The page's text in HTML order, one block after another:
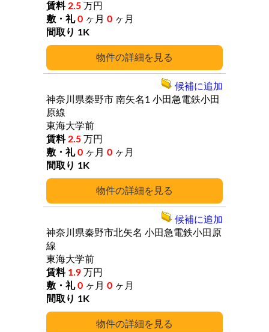
詳細
2.5 万円
0 ヶ月 0 ヶ月
1K
詳細
神奈川県秦野市 南矢名1 小田急電鉄小田
原線
東海大学前
2.5 万円
0 ヶ月 0 ヶ月
1K
候補に追加
詳細
神奈川県秦野市北矢名 小田急電鉄小田原
線
東海大学前
1.9 万円
0 ヶ月 0 ヶ月
1K
候補に追加